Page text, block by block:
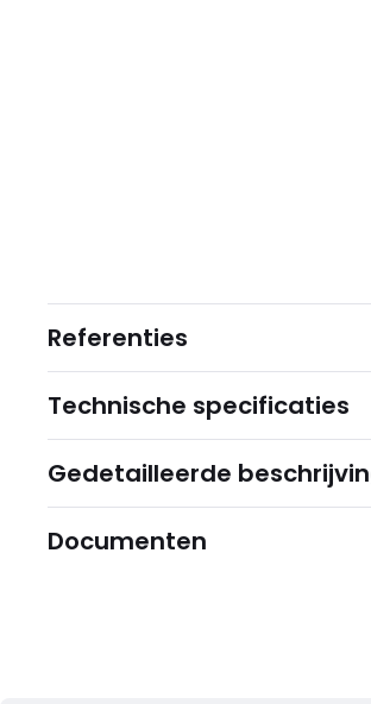
Referenties
Technische specificaties
Gedetailleerde
Documenten